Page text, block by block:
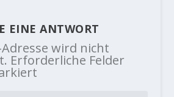
EINE ANTWORT
Adresse wird nicht
Erforderliche Felder